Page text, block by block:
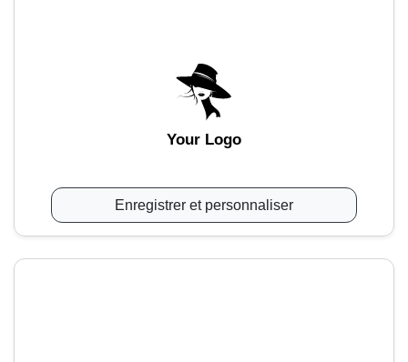
Your Logo
Enregistrer et personnaliser